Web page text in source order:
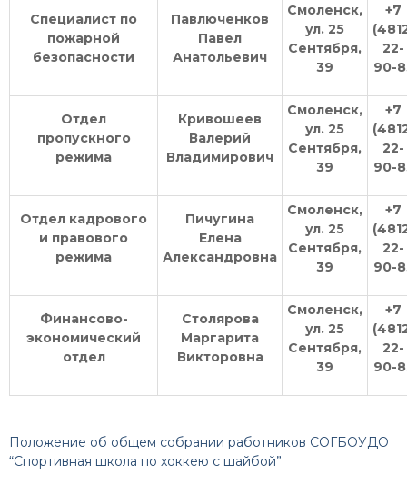
Специалист по
пожарной
безопасности
Павлюченков
Павел
Анатольевич
Смоленск,
ул. 25
Сентября,
39
+7
22-
90-
Отдел
пропускного
режима
Кривошеев
Валерий
Владимирович
Смоленск,
ул. 25
Сентября,
39
+7
22-
90-
Отдел кадрового
и правового
режима
Пичугина
Елена
Александровна
Смоленск,
ул. 25
Сентября,
39
+7
22-
90-
Финансово-
экономический
отдел
Столярова
Маргарита
Викторовна
Смоленск,
ул. 25
Сентября,
39
+7
22-
90-
Положение об общем собрании работников СОГБОУДО
“Спортивная школа по хоккею с шайбой”